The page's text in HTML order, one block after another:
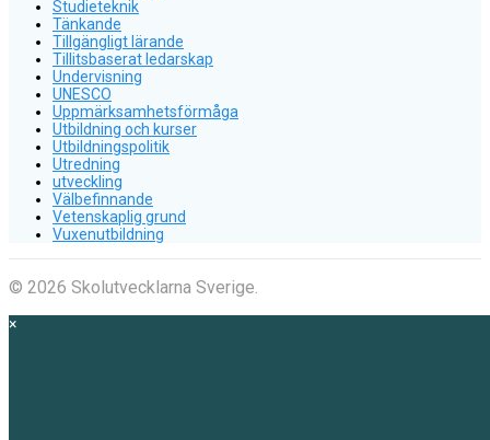
Studieteknik
Tänkande
Tillgängligt lärande
Tillitsbaserat ledarskap
Undervisning
UNESCO
Uppmärksamhetsförmåga
Utbildning och kurser
Utbildningspolitik
Utredning
utveckling
Välbefinnande
Vetenskaplig grund
Vuxenutbildning
© 2026 Skolutvecklarna Sverige.
×